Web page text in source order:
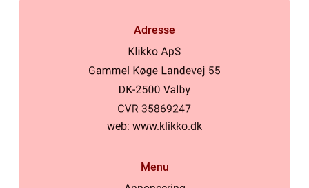
Adresse
web: www.klikko.dk
Menu